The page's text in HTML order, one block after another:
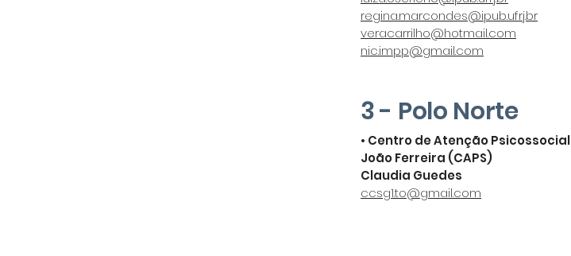
regina.marcondes@ipub.ufrj.br
veracarrilho@hotmail.com
nic.impp@gmail.com
3 - Polo Norte
• Centro de Atenção Psicossocial
João Ferreira (CAPS)
Claudia Guedes
ccsg1.to@gmail.com